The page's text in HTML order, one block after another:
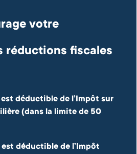
votre
réductions fiscales
déductible de l’Impôt sur
(dans la limite de 50
déductible de l’Impôt